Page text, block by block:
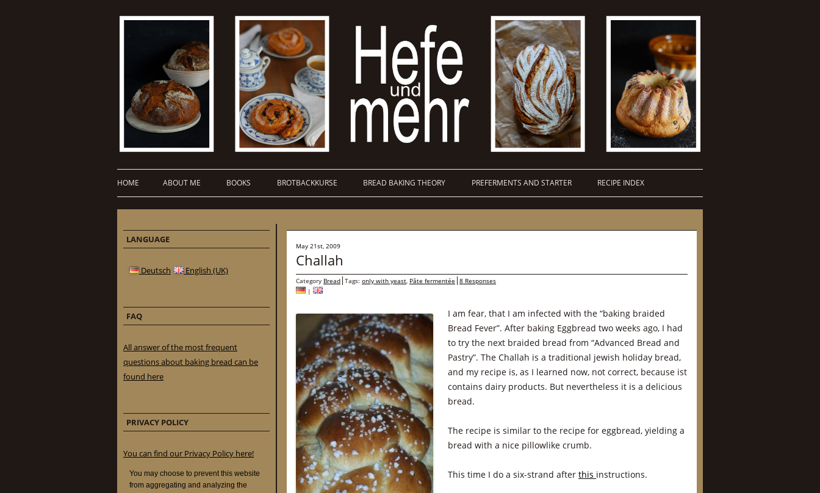
HOME ABOUT ME BOOKS BROTBACKKURSE BREAD BAKING THEORY PREFERMENTS AND STARTER RECIPE INDEX
May 21st, 2009
Challah
Category Bread Tags: only with yeast, Pâte fermentée 8 Responses
|
I am fear, that I am infected with the “baking braided
Bread Fever”. After baking Eggbread two weeks ago, I had
to try the next braided bread from “Advanced Bread and
Pastry”. The Challah is a traditional jewish holiday bread,
and my recipe is, as I learned now, not correct, because ist
contains dairy products. But nevertheless it is a delicious
bread.
The recipe is similar to the recipe for eggbread, yielding a
bread with a nice pillowlike crumb.
This time I do a six-strand after this instructions.
LANGUAGE
Deutsch English (UK)
FAQ
All answer of the most frequent
questions about baking bread can be
found here
PRIVACY POLICY
You can find our Privacy Policy here!